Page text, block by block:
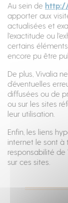
Au sein de
apporter aux
actualisées et
l'exactitude ou
certains
encore pu être
De plus, Vivalia
d’éventuelles
diffusées ou de
ou sur les sites
leur utilisation.
Enfin, les liens
internet le sont à
responsabilité
sur ces sites.